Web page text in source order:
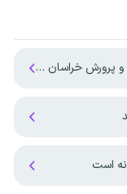
خراسان جنوبی
است